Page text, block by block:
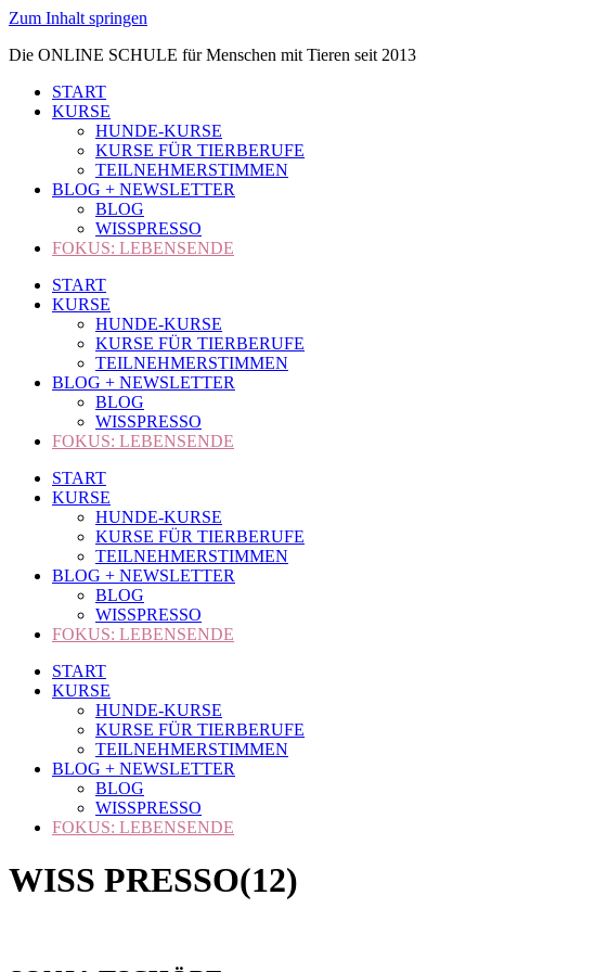
Zum Inhalt springen
Die ONLINE SCHULE für Menschen mit Tieren seit 2013
START
KURSE
HUNDE-KURSE
KURSE FÜR TIERBERUFE
TEILNEHMERSTIMMEN
BLOG + NEWSLETTER
BLOG
WISSPRESSO
FOKUS: LEBENSENDE
START
KURSE
HUNDE-KURSE
KURSE FÜR TIERBERUFE
TEILNEHMERSTIMMEN
BLOG + NEWSLETTER
BLOG
WISSPRESSO
FOKUS: LEBENSENDE
START
KURSE
HUNDE-KURSE
KURSE FÜR TIERBERUFE
TEILNEHMERSTIMMEN
BLOG + NEWSLETTER
BLOG
WISSPRESSO
FOKUS: LEBENSENDE
START
KURSE
HUNDE-KURSE
KURSE FÜR TIERBERUFE
TEILNEHMERSTIMMEN
BLOG + NEWSLETTER
BLOG
WISSPRESSO
FOKUS: LEBENSENDE
WISS PRESSO(12)